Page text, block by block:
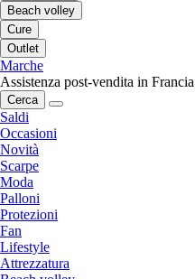
Beach volley
Cure
Outlet
Marche
Assistenza post-vendita in Francia
Cerca
Saldi
Occasioni
Novità
Scarpe
Moda
Palloni
Protezioni
Fan
Lifestyle
Attrezzatura